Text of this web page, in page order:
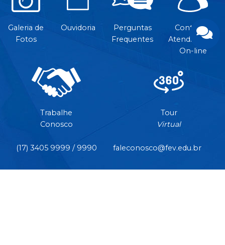
Galeria de
Fotos
Ouvidoria
Perguntas
Frequentes
Contato e
Atendimento
On-line
Trabalhe
Conosco
Tour
Virtual
(17) 3405 9999 / 9990 faleconosco@fev.edu.br